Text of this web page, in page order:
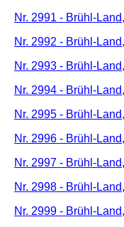
Nr. 2991 - Brühl-
Nr. 2992 - Brühl-
Nr. 2993 - Brühl-
Nr. 2994 - Brühl-
Nr. 2995 - Brühl-
Nr. 2996 - Brühl-
Nr. 2997 - Brühl-
Nr. 2998 - Brühl-
Nr. 2999 - Brühl-